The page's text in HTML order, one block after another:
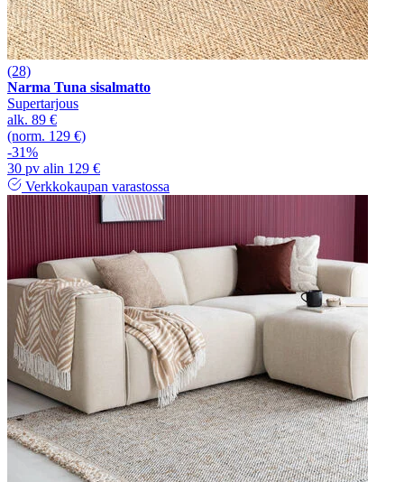
(28)
Narma Tuna sisalmatto
Supertarjous
alk. 89 €
(norm. 129 €)
-31%
30 pv alin 129 €
Verkkokaupan varastossa